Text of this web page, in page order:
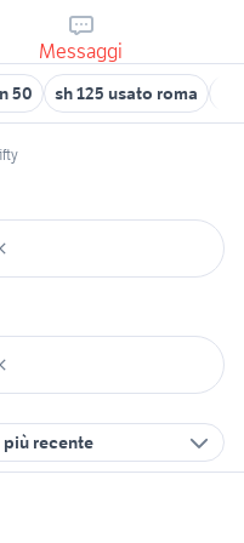
Messaggi
50 sh 125 usato roma
più recente